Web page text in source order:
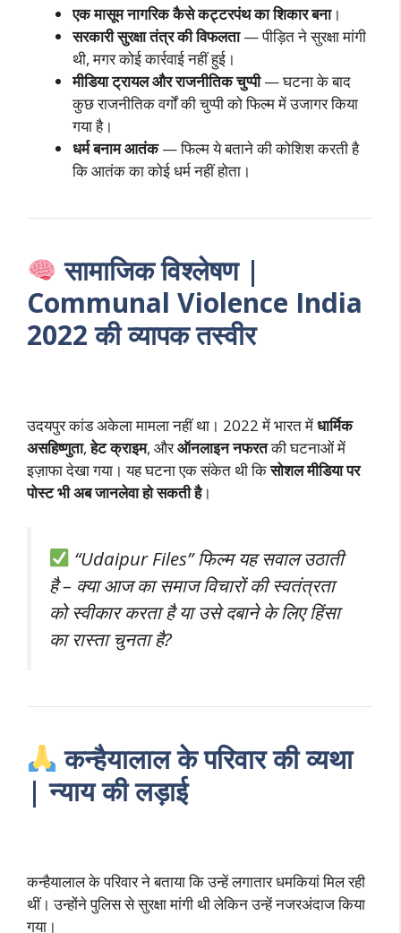
एक मासूम नागरिक कैसे कट्टरपंथ का शिकार बना।
सरकारी सुरक्षा तंत्र की विफलता— पीड़ित ने सुरक्षा मांगी
थी, मगर कोई कार्रवाई नहीं हुई।
मीडिया ट्रायल और राजनीतिक चुप्पी— घटना के बाद
कुछ राजनीतिक वर्गों की चुप्पी को फिल्म में उजागर किया
गया है।
धर्म बनाम आतंक— फिल्म ये बताने की कोशिश करती है
कि आतंक का कोई धर्म नहीं होता।
सामाजिक विश्लेषण |
Communal Violence India
2022 की व्यापक तस्वीर
उदयपुर कांड अकेला मामला नहीं था। 2022 में भारत मेंधार्मिक
असहिष्णुता,हेट क्राइम, औरऑनलाइन नफरतकी घटनाओं में
इज़ाफा देखा गया। यह घटना एक संकेत थी किसोशल मीडिया पर
पोस्ट भी अब जानलेवा हो सकती है।
“Udaipur Files” फिल्म यह सवाल उठाती
है – क्या आज का समाज विचारों की स्वतंत्रता
को स्वीकार करता है या उसे दबाने के लिए हिंसा
का रास्ता चुनता है?
कन्हैयालाल के परिवार की व्यथा
| न्याय की लड़ाई
कन्हैयालाल के परिवार ने बताया कि उन्हें लगातार धमकियां मिल रही
थीं। उन्होंने पुलिस से सुरक्षा मांगी थी लेकिन उन्हें नजरअंदाज किया
गया।